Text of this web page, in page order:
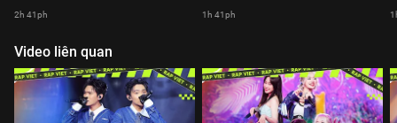
2h 41ph 1h 41ph
Video liên quan